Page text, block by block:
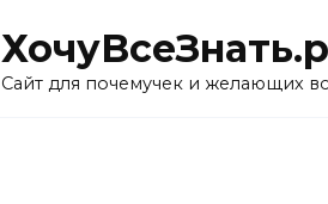
Сайт для почемучек и желающих